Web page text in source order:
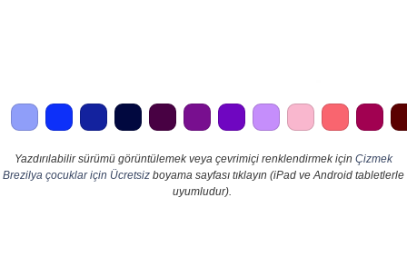
Yazdırılabilir sürümü görüntülemek veya çevrimiçi renklendirmek için Çizmek
Brezilya çocuklar için Ücretsiz boyama sayfası tıklayın (iPad ve Android tabletlerle
uyumludur).